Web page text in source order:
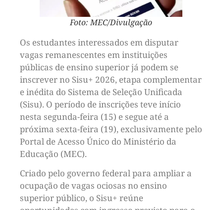
Foto: MEC/Divulgação
Os estudantes interessados em disputar
vagas remanescentes em instituições
públicas de ensino superior já podem se
inscrever no Sisu+ 2026, etapa complementar
e inédita do Sistema de Seleção Unificada
(Sisu). O período de inscrições teve início
nesta segunda-feira (15) e segue até a
próxima sexta-feira (19), exclusivamente pelo
Portal de Acesso Único do Ministério da
Educação (MEC).
Criado pelo governo federal para ampliar a
ocupação de vagas ociosas no ensino
superior público, o Sisu+ reúne